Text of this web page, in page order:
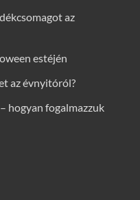
az
estéjén
az évnyitóról?
hogyan fogalmazzuk